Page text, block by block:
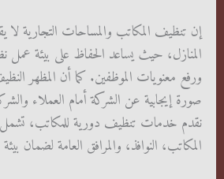
إن تنظيف المكاتب والمساحات التجارية
المنازل، حيث يساعد الحفاظ على بيئة عمل
ورفع معنويات الموظفين. كما أن المظهر
صورة إيجابية عن الشركة أمام العملاء
نقدم خدمات تنظيف دورية للمكاتب،
المكاتب، النوافذ، والمرافق العامة لضمان